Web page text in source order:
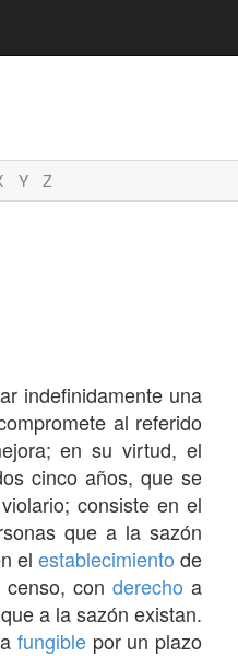
Y Z
indefinidamente una
al referido
en su virtud, el
cinco años, que se
consiste en el
que a la sazón
el establecimiento de
censo, conderecho a
a la sazón existan.
fungiblepor un plazo